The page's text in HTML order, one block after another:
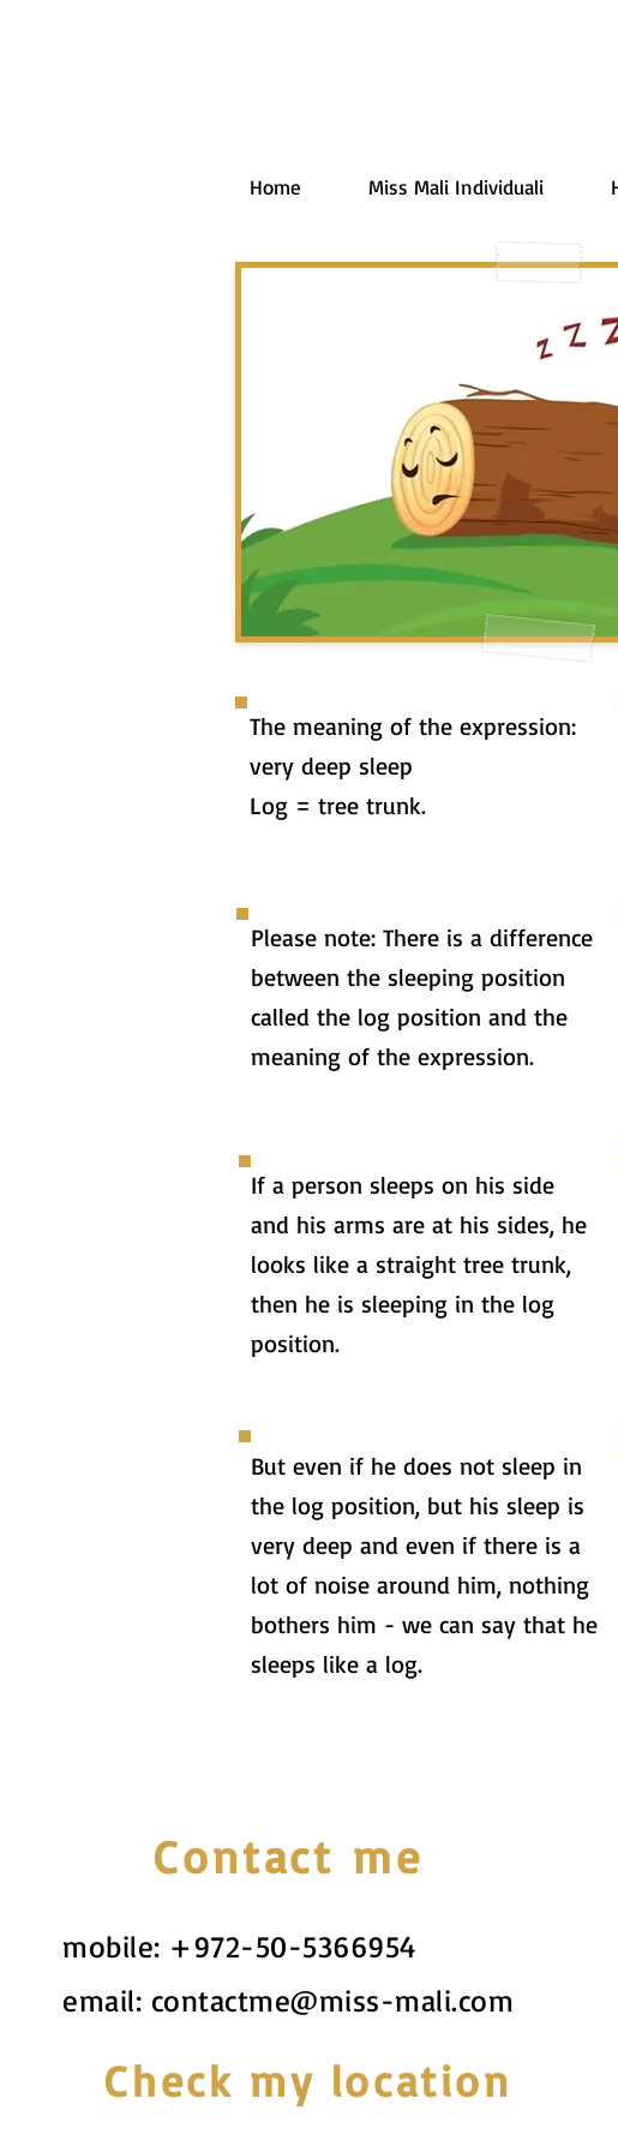
Home Miss Mali Individuali
The meaning of the expression:
very deep sleep
Log = tree trunk.
Please note: There is a difference
between the sleeping position
called the log position and the
meaning of the expression.
If a person sleeps on his side
and his arms are at his sides, he
looks like a straight tree trunk,
then he is sleeping in the log
position.
But even if he does not sleep in
the log position, but his sleep is
very deep and even if there is a
lot of noise around him, nothing
bothers him - we can say that he
sleeps like a log.
Contact me
mobile: +972-50-5366954
email: contactme@miss-mali.com
Check my location